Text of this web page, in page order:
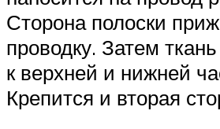
Сторона полоски
проводку. Затем
к верхней и нижней
Крепится и вторая